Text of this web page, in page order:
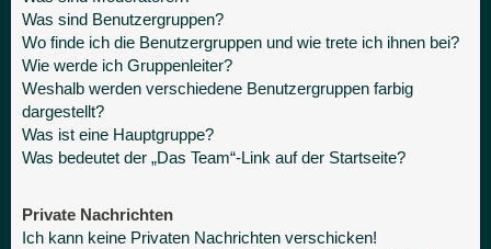
Was sind Benutzergruppen?
Wo finde ich die Benutzergruppen und wie trete ich ihnen bei?
Wie werde ich Gruppenleiter?
Weshalb werden verschiedene Benutzergruppen farbig
dargestellt?
Was ist eine Hauptgruppe?
Was bedeutet der „Das Team“-Link auf der Startseite?
Private Nachrichten
Ich kann keine Privaten Nachrichten verschicken!